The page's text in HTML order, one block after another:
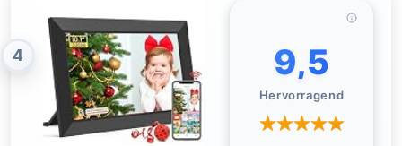
4 9,5
Hervorragend